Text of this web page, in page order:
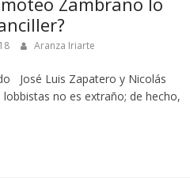
Aranza Iriarte
José Luis Zapatero y Nicolás
no es extraño; de hecho,